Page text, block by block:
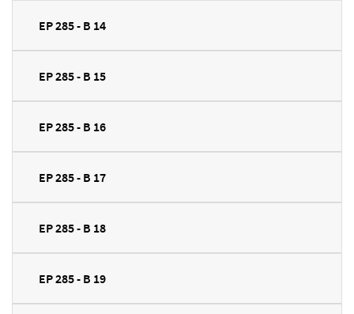
EP 285 - B 14
EP 285 - B 15
EP 285 - B 16
EP 285 - B 17
EP 285 - B 18
EP 285 - B 19